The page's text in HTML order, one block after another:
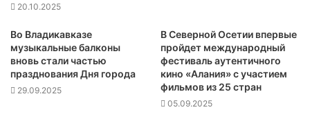
20.10.2025
Во Владикавказе
музыкальные балконы
вновь стали частью
празднования Дня города
29.09.2025
В Северной Осетии впервые
пройдет международный
фестиваль аутентичного
кино «Алания» с участием
фильмов из 25 стран
05.09.2025